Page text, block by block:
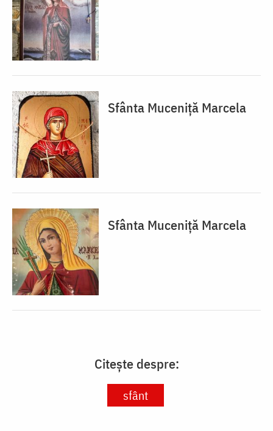
Sfânta Muceniță Marcela
Sfânta Muceniță Marcela
Citește despre:
sfânt